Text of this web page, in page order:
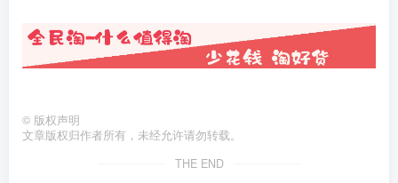
© 版权声明
文章版权归作者所有，未经允许请勿转载。
THE END